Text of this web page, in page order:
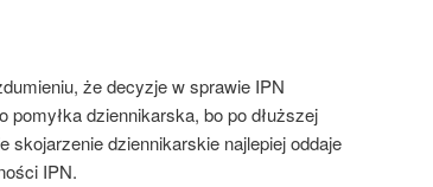
że decyzje w sprawie IPN
dziennikarska, bo po dłuższej
skojarzenie dziennikarskie najlepiej oddaje
IPN.